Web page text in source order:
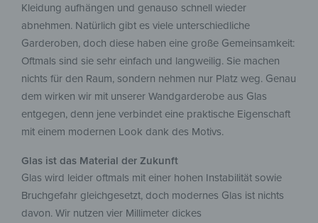
Kleidung aufhängen und genauso schnell wieder
abnehmen. Natürlich gibt es viele unterschiedliche
Garderoben, doch diese haben eine große Gemeinsamkeit:
Oftmals sind sie sehr einfach und langweilig. Sie machen
nichts für den Raum, sondern nehmen nur Platz weg. Genau
dem wirken wir mit unserer Wandgarderobe aus Glas
entgegen, denn jene verbindet eine praktische Eigenschaft
mit einem modernen Look dank des Motivs.
Glas ist das Material der Zukunft
Glas wird leider oftmals mit einer hohen Instabilität sowie
Bruchgefahr gleichgesetzt, doch modernes Glas ist nichts
davon. Wir nutzen vier Millimeter dickes